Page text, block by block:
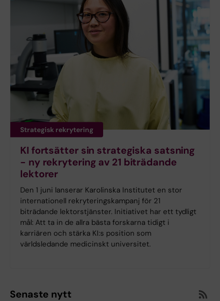
Strategisk rekrytering
KI fortsätter sin strategiska satsning
- ny rekrytering av 21 biträdande
lektorer
Den 1 juni lanserar Karolinska Institutet en stor
internationell rekryteringskampanj för 21
biträdande lektorstjänster. Initiativet har ett tydligt
mål: Att ta in de allra bästa forskarna tidigt i
karriären och stärka KI:s position som
världsledande medicinskt universitet.
Senaste nytt